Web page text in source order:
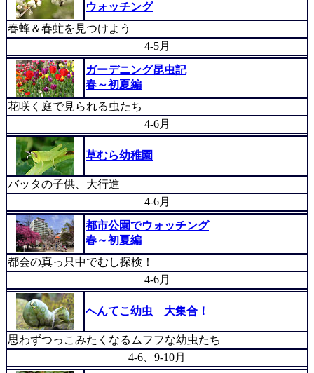
ウォッチング
春蜂＆春虻を見つけよう
4-5月
ガーデニング昆虫記
春～初夏編
花咲く庭で見られる虫たち
4-6月
草むら幼稚園
バッタの子供、大行進
4-6月
都市公園でウォッチング
春～初夏編
都会の真っ只中でむし探検！
4-6月
へんてこ幼虫 大集合！
思わずつっこみたくなるムフフな幼虫たち
4-6、9-10月